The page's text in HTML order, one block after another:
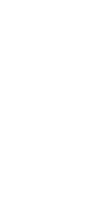
désamiantage